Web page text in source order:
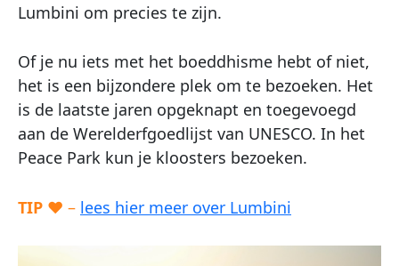
Lumbini om precies te zijn.
Of je nu iets met het boeddhisme hebt of niet,
het is een bijzondere plek om te bezoeken. Het
is de laatste jaren opgeknapt en toegevoegd
aan de Werelderfgoedlijst van UNESCO. In het
Peace Park kun je kloosters bezoeken.
TIP ♥ – lees hier meer over Lumbini